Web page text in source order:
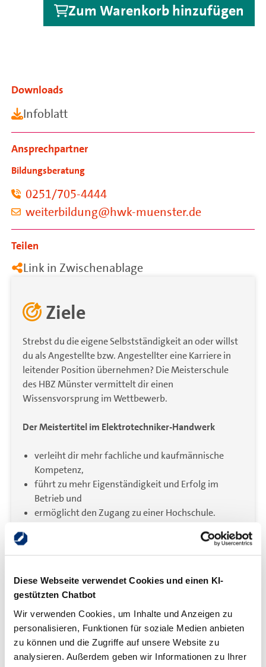
Diese Webseite verwendet Cookies und einen KI-
gestützten Chatbot
Wir verwenden Cookies, um Inhalte und Anzeigen zu
personalisieren, Funktionen für soziale Medien anbieten
zu können und die Zugriffe auf unsere Website zu
analysieren. Außerdem geben wir Informationen zu Ihrer
Zum Warenkorb hinzufügen
Downloads
Infoblatt
Ansprechpartner
Bildungsberatung
0251/705-4444
weiterbildung@hwk-muenster.de
Teilen
Link in Zwischenablage
Ziele
Strebst du die eigene Selbstständigkeit an oder willst
du als Angestellte bzw. Angestellter eine Karriere in
leitender Position übernehmen? Die Meisterschule
des HBZ Münster vermittelt dir einen
Wissensvorsprung im Wettbewerb.
Der Meistertitel im Elektrotechniker-Handwerk
verleiht dir mehr fachliche und kaufmännische
Kompetenz,
führt zu mehr Eigenständigkeit und Erfolg im
Betrieb und
ermöglicht den Zugang zu einer Hochschule.
Die Teile I und II der Meisterprüfung werden vor dem
Prüfungsausschuss der Handwerkskammer abgelegt.
Bitte melde dich zur Prüfung mit dem
Zulassungsantrag in der Prüfungsabteilung an.
Nähere Auskünfte zu den Prüfungen,